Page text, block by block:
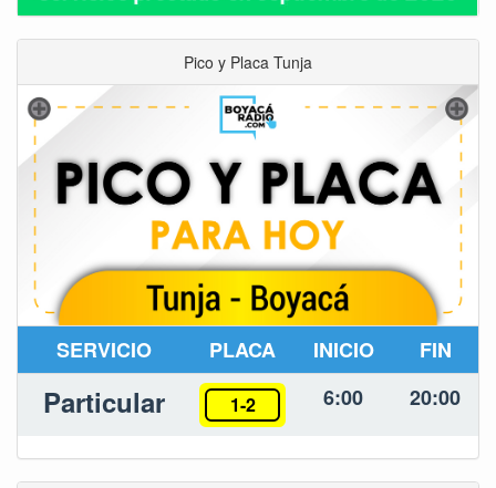
Pico y Placa Tunja
SERVICIO PLACA INICIO FIN
Particular 1-2 6:00 20:00